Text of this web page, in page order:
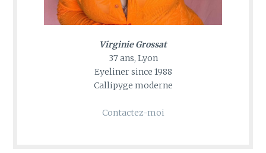
Virginie Grossat
37 ans, Lyon
Eyeliner since 1988
Callipyge moderne
Contactez-moi